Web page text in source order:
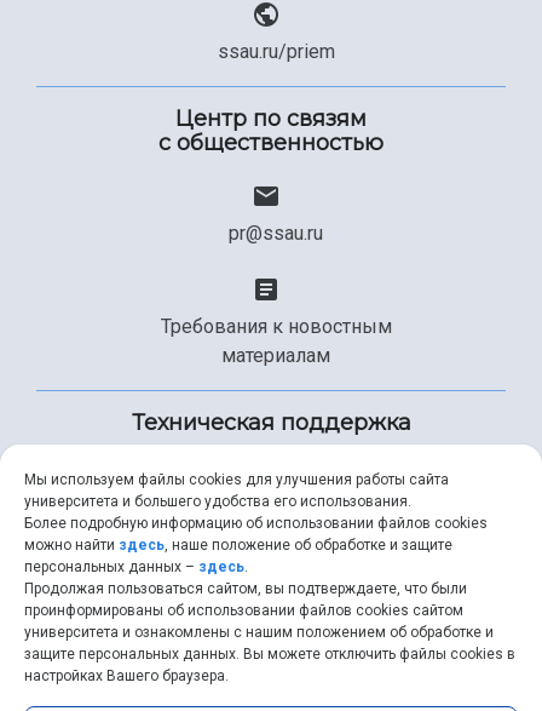
ssau.ru/priem
Центр по связям
с общественностью
pr@ssau.ru
Требования к новостным
материалам
Техническая поддержка
+7 (846) 267-49-99
help@ssau.ru
Мы используем файлы cookies для улучшения работы сайта
университета и большего удобства его использования.
Более подробную информацию об использовании файлов cookies
можно найти здесь, наше положение об обработке и защите
персональных данных – здесь.
Продолжая пользоваться сайтом, вы подтверждаете, что были
проинформированы об использовании файлов cookies сайтом
университета и ознакомлены с нашим положением об обработке и
защите персональных данных. Вы можете отключить файлы cookies в
настройках Вашего браузера.